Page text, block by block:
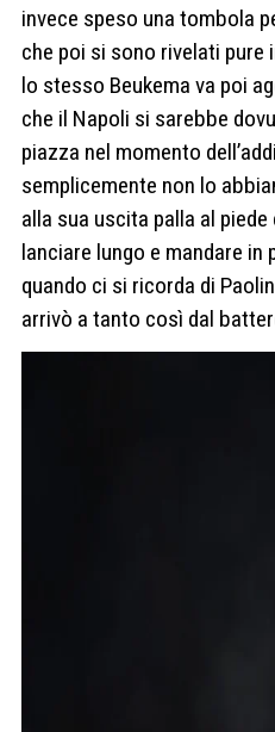
invece speso una tombola
che poi si sono rivelati pure
lo stesso Beukema va poi
che il Napoli si sarebbe
piazza nel momento
semplicemente non lo
alla sua uscita palla al
lanciare lungo e mandare in
quando ci si ricorda di
arrivò a tanto così dal